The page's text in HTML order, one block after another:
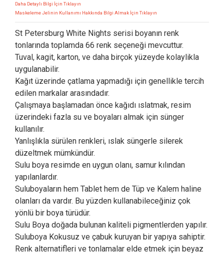
Daha Detaylı Bilgi İçin Tıklayın
Maskeleme Jelinin Kullanımı Hakkında Bilgi Almak İçin Tıklayın
St Petersburg White Nights serisi boyanın renk
tonlarında toplamda 66 renk seçeneği mevcuttur.
Tuval, kagit, karton, ve daha birçok yüzeyde kolaylikla
uygulanabilir.
Kağıt üzerinde çatlama yapmadığı için genellikle tercih
edilen markalar arasındadır.
Çalışmaya başlamadan önce kağıdı ıslatmak, resim
üzerindeki fazla su ve boyaları almak için sünger
kullanılır.
Yanlışlıkla sürülen renkleri, ıslak süngerle silerek
düzeltmek mümkündür.
Sulu boya resimde en uygun olanı, samur kılından
yapılanlardır.
Suluboyaların hem Tablet hem de Tüp ve Kalem haline
olanları da vardır. Bu yüzden kullanabileceğiniz çok
yönlü bir boya türüdür.
Sulu Boya doğada bulunan kaliteli pigmentlerden yapılır.
Suluboya Kokusuz ve çabuk kuruyan bir yapıya sahiptir.
Renk alternatifleri ve tonlamalar elde etmek için beyaz